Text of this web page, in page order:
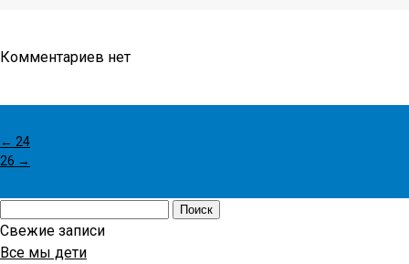
Комментариев нет
← 24
26 →
Свежие записи
Все мы дети